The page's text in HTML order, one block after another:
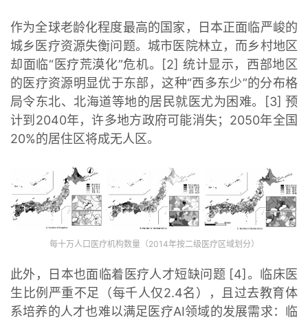
作为全球老龄化程度最高的国家，日本正面临严峻的
城乡医疗资源失衡问题。城市医院林立，而乡村地区
却面临“医疗荒漠化”危机。[2] 统计显示，西部地区
的医疗资源明显优于东部，这种“西多东少”的分布格
局令东北、北海道等地的居民就医尤为困难。[3] 预
计到2040年，许多地方政府可能消失；2050年全国
20%的居住区将成无人区。
每十万人口医疗机构数量（2014年按二级医疗区域划分）
此外，日本也面临着医疗人才短缺问题 [4]。临床医
生比例严重不足（每千人仅2.4名），且过去教育体
系培养的人才也难以满足医疗AI领域的发展需求：临